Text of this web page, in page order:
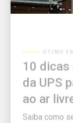
10 dicas
da UPS
ao ar
Saiba como
tempo fica